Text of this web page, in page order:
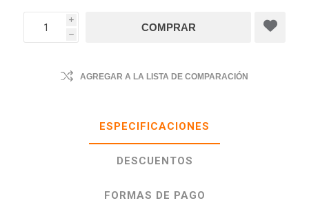
i
h
AGREGAR A LA LISTA DE COMPARACIÓN
ESPECIFICACIONES
DESCUENTOS
FORMAS DE PAGO